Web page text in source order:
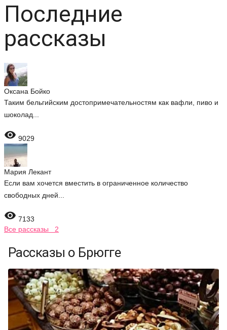
Последние
рассказы
Оксана Бойко
Таким бельгийским достопримечательностям как вафли, пиво и
шоколад...
 9029
Мария Лекант
Если вам хочется вместить в ограниченное количество
свободных дней...
 7133
Все рассказы 2
Рассказы о Брюгге